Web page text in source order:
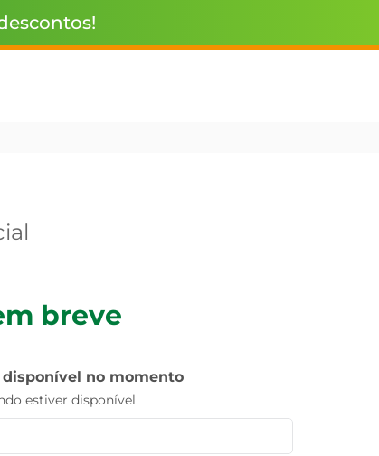
breve
no momento
estiver disponível